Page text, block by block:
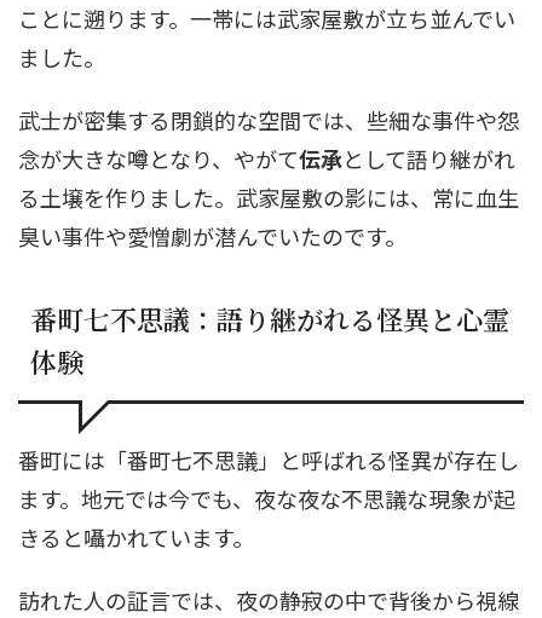
ことに遡ります。一帯には武家屋敷が立ち並んでい
ました。
武士が密集する閉鎖的な空間では、些細な事件や怨
念が大きな噂となり、やがて伝承として語り継がれ
る土壌を作りました。武家屋敷の影には、常に血生
臭い事件や愛憎劇が潜んでいたのです。
番町七不思議：語り継がれる怪異と心霊
体験
番町には「番町七不思議」と呼ばれる怪異が存在し
ます。地元では今でも、夜な夜な不思議な現象が起
きると囁かれています。
訪れた人の証言では、夜の静寂の中で背後から視線